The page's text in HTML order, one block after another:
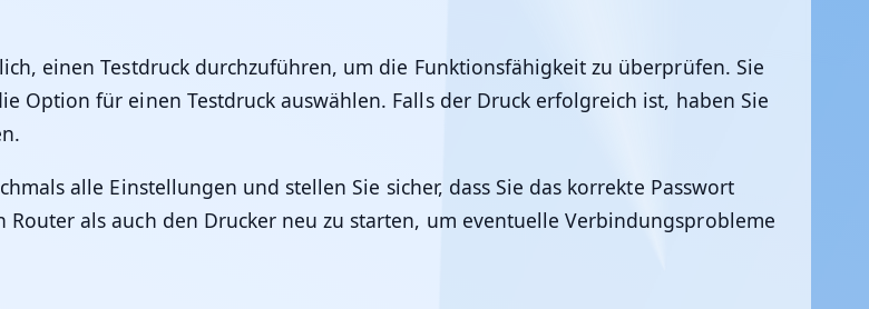
einen Testdruck durchzuführen, um die Funktionsfähigkeit zu überprüfen. Sie
Option für einen Testdruck auswählen. Falls der Druck erfolgreich ist, haben Sie
alle Einstellungen und stellen Sie sicher, dass Sie das korrekte Passwort
als auch den Drucker neu zu starten, um eventuelle Verbindungsprobleme